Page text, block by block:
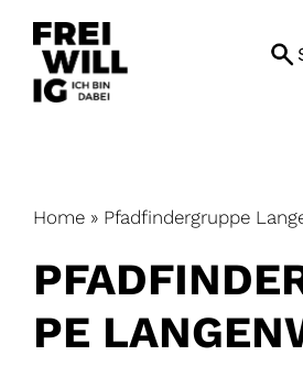
content
Home » Pfadfindergruppe
PE